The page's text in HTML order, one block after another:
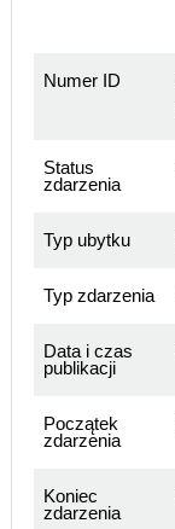
Numer ID
Status
zdarzenia
Typ ubytku
Typ zdarzenia
Data i czas
publikacji
Początek
zdarzenia
Koniec
zdarzenia